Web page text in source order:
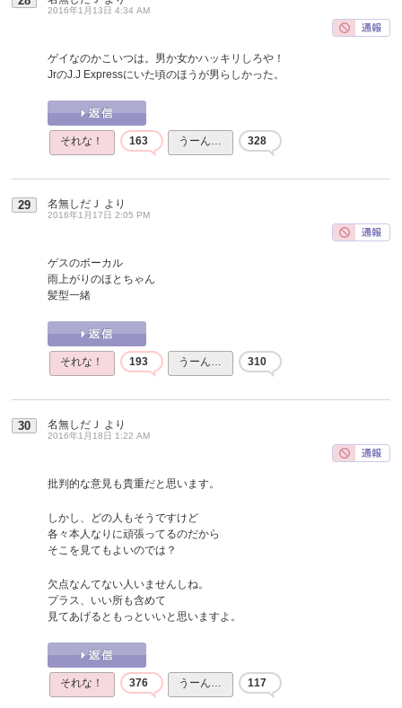
2016年1月13日 4:34 AM
ゲイなのかこいつは。男か女かハッキリしろや！
JrのJ.J Expressにいた頃のほうが男らしかった。
それな！ 163 うーん… 328
29 名無しだＪ より
2016年1月17日 2:05 PM
ゲスのボーカル
雨上がりのほとちゃん
髪型一緒
それな！ 193 うーん… 310
30 名無しだＪ より
2016年1月18日 1:22 AM
批判的な意見も貴重だと思います。
しかし、どの人もそうですけど
各々本人なりに頑張ってるのだから
そこを見てもよいのでは？
欠点なんてない人いませんしね。
プラス、いい所も含めて
見てあげるともっといいと思いますよ。
それな！ 376 うーん… 117